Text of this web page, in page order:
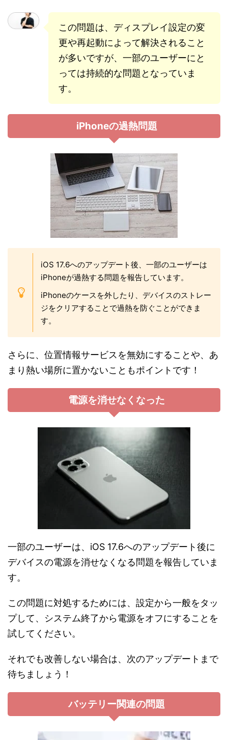
この問題は、ディスプレイ設定の変
更や再起動によって解決されること
が多いですが、一部のユーザーにと
っては持続的な問題となっていま
す。
iPhoneの過熱問題
iOS 17.6へのアップデート後、一部のユーザーは
iPhoneが過熱する問題を報告しています。
iPhoneのケースを外したり、デバイスのストレー
ジをクリアすることで過熱を防ぐことができま
す。
さらに、位置情報サービスを無効にすることや、あ
まり熱い場所に置かないこともポイントです！
電源を消せなくなった
一部のユーザーは、iOS 17.6へのアップデート後に
デバイスの電源を消せなくなる問題を報告していま
す。
この問題に対処するためには、設定から一般をタッ
プして、システム終了から電源をオフにすることを
試してください。
それでも改善しない場合は、次のアップデートまで
待ちましょう！
バッテリー関連の問題